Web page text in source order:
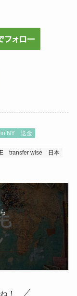
NY
送金
transfer wise
日本
！